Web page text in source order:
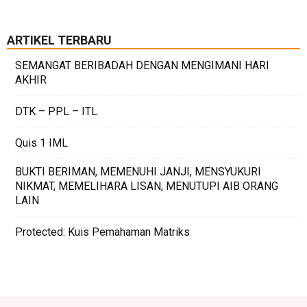
ARTIKEL TERBARU
SEMANGAT BERIBADAH DENGAN MENGIMANI HARI
AKHIR
DTK – PPL – ITL
Quis 1 IML
BUKTI BERIMAN, MEMENUHI JANJI, MENSYUKURI
NIKMAT, MEMELIHARA LISAN, MENUTUPI AIB ORANG
LAIN
Protected: Kuis Pemahaman Matriks